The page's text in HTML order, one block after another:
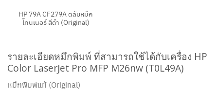
HP 79A CF279A ตลับหมึก
โทนเนอร์ สีดำ (Original)
รายละเอียดหมึกพิมพ์ ที่สามารถใช้ได้กับเครื่อง HP
Color LaserJet Pro MFP M26nw (T0L49A)
หมึกพิมพ์แท้ (Original)